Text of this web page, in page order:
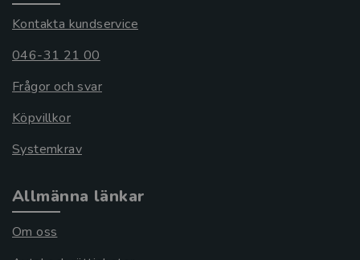
Kontakta kundservice
046-31 21 00
Frågor och svar
Köpvillkor
Systemkrav
Allmänna länkar
Om oss